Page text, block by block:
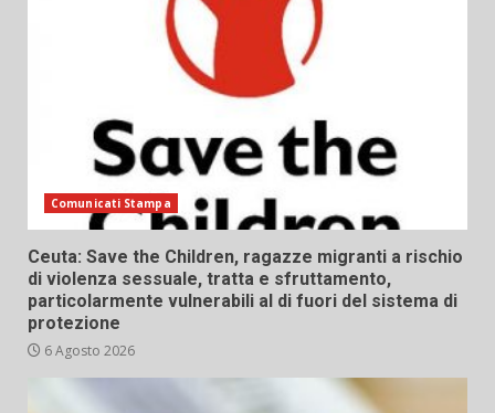
Comunicati Stampa
Ceuta: Save the Children, ragazze migranti a rischio
di violenza sessuale, tratta e sfruttamento,
particolarmente vulnerabili al di fuori del sistema di
protezione
6 Agosto 2026